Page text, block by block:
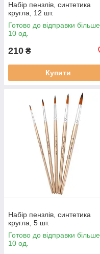
Набір пензлів, синтетика
кругла, 12 шт.
Готово до відправки більше
10 од.
210 ₴
Купити
Набір пензлів, синтетика
кругла, 5 шт.
Готово до відправки більше
10 од.